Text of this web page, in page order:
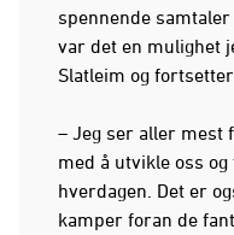
spennende
var det en mulighet
Slatleim og
– Jeg ser aller mest
med å utvikle oss
hverdagen. Det er
kamper foran de